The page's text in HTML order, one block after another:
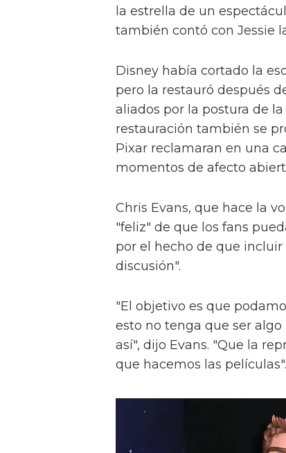
la estrella de un
también contó con Jessie
Disney había cortado la
pero la restauró después
aliados por la postura de
restauración también se
Pixar reclamaran en una
momentos de afecto
Chris Evans, que hace la
"feliz" de que los fans
por el hecho de que
discusión".
"El objetivo es que
esto no tenga que ser
así", dijo Evans. "Que la
que hacemos las películas".